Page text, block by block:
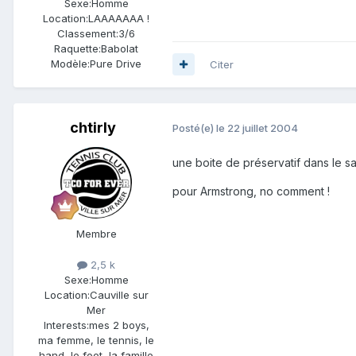
Sexe:Homme
Location:LAAAAAAA !
Classement:3/6
Raquette:Babolat
Modèle:Pure Drive Citer
chtirly
Membre
2,5 k
Sexe:Homme
Location:Cauville sur
Mer
Interests:mes 2 boys,
ma femme, le tennis, le
Posté(e) le 22 juillet 2004
une boite de préservatif dans le
pour Armstrong, no comment !